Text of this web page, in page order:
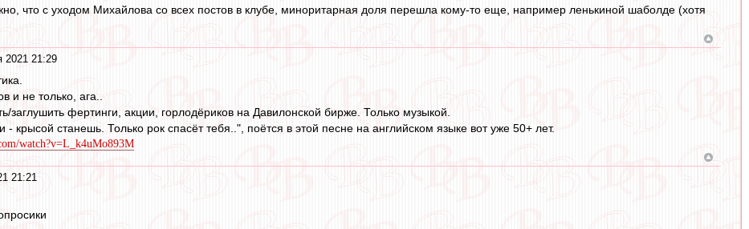
что с уходом Михайлова со всех постов в клубе, миноритарная доля перешла кому-то еще, например ленькиной шаболде (хотя
2021 21:29
и не только, ага..
заглушить фертинги, акции, горлодёриков на Давилонской бирже. Только музыкой.
- крысой станешь. Только рок спасёт тебя..", поётся в этой песне на английском языке вот уже 50+ лет.
watch?v=L_k4uMo893M
21:21